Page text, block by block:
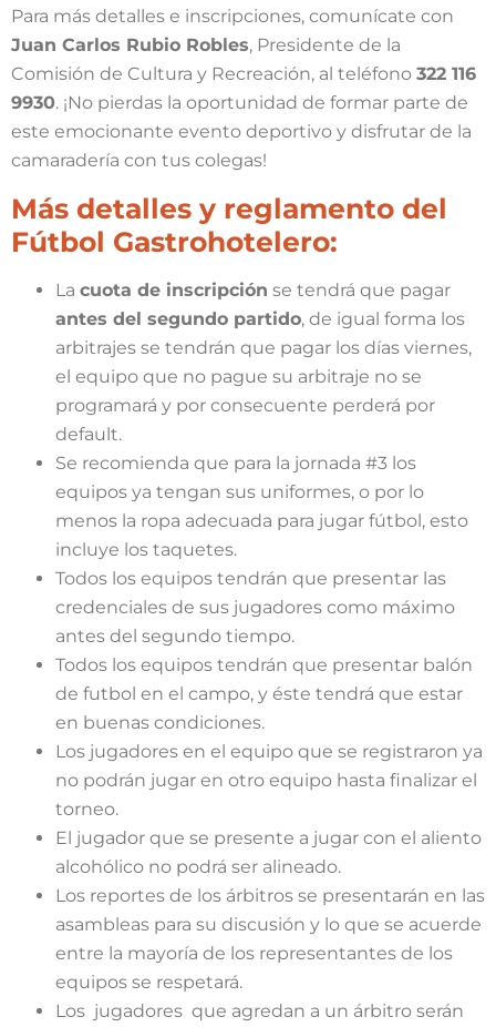
Para más detalles e inscripciones, comunícate con
Juan Carlos Rubio Robles, Presidente de la
Comisión de Cultura y Recreación, al teléfono 322 116
9930. ¡No pierdas la oportunidad de formar parte de
este emocionante evento deportivo y disfrutar de la
camaradería con tus colegas!
Más detalles y reglamento del
Fútbol Gastrohotelero:
La cuota de inscripción se tendrá que pagar
antes del segundo partido, de igual forma los
arbitrajes se tendrán que pagar los días viernes,
el equipo que no pague su arbitraje no se
programará y por consecuente perderá por
default.
Se recomienda que para la jornada #3 los
equipos ya tengan sus uniformes, o por lo
menos la ropa adecuada para jugar fútbol, esto
incluye los taquetes.
Todos los equipos tendrán que presentar las
credenciales de sus jugadores como máximo
antes del segundo tiempo.
Todos los equipos tendrán que presentar balón
de futbol en el campo, y éste tendrá que estar
en buenas condiciones.
Los jugadores en el equipo que se registraron ya
no podrán jugar en otro equipo hasta finalizar el
torneo.
El jugador que se presente a jugar con el aliento
alcohólico no podrá ser alineado.
Los reportes de los árbitros se presentarán en las
asambleas para su discusión y lo que se acuerde
entre la mayoría de los representantes de los
equipos se respetará.
Los jugadores que agredan a un árbitro serán